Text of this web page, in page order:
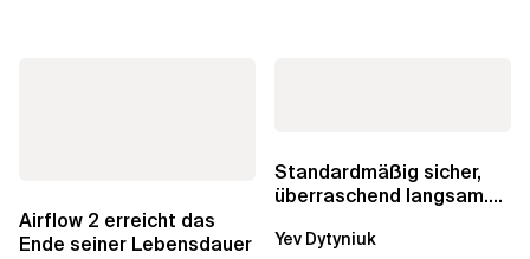
Airflow 2 erreicht das
Ende seiner Lebensdauer
Standardmäßig sicher,
überraschend langsam.
über die RDS...
Yev Dytyniuk